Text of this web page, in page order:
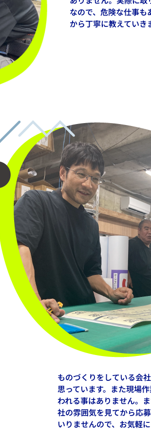
なので、危険な仕事
から丁寧に教えていき
ものづくりをしている会
思っています。また現場
われる事はありません。
社の雰囲気を見てから応
いりませんので、お気軽